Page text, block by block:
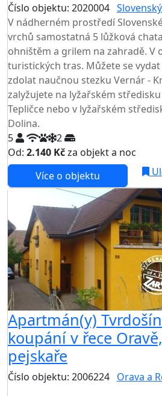
Číslo objektu: 2020004
V nádherném prostředí
vrchů samostatná 5 lůžková
ohništěm a grilem na zahradě. V
turistických tras. Můžete se
zdolat naučnou stezku Vernár -
zalyžujete na lyžařském
Tepličce nebo v lyžařském
Dolina.
5
2
Od: 2.140 Kčza objekt a noc
Více o objektu
Apartmán(y)
koupání v řece
pejskaře
Číslo objektu: 2006224 Orava a